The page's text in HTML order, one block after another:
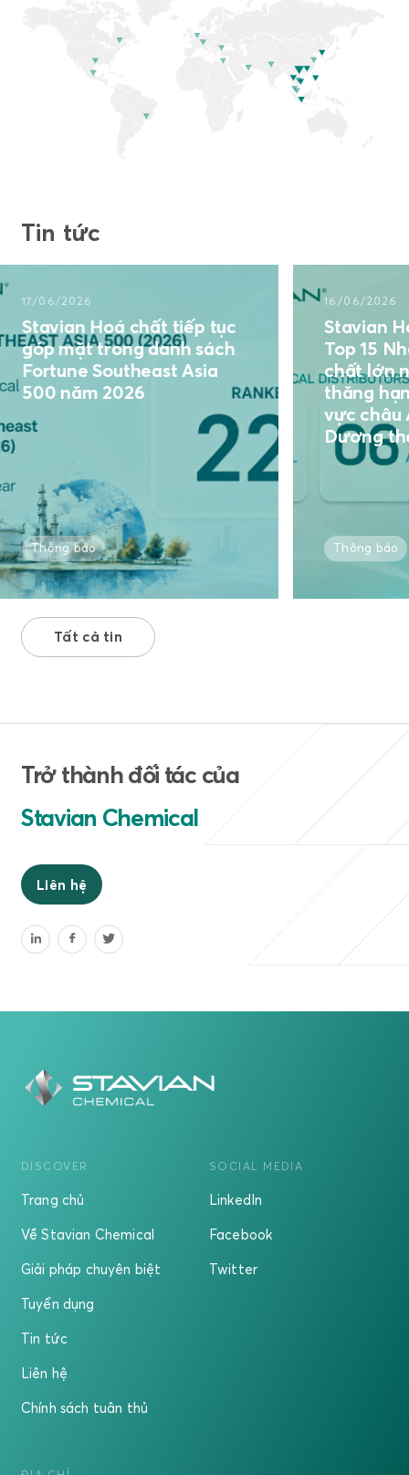
Tin tức
06/2026
Hoá chất tiếp tục
mặt trong danh sách
Southeast Asia
năm 2026
báo
16/06/2026
Stavian Hoá
Top 15 Nhà
chất lớn nhất
thăng hạng
vực châu Á –
Dương theo
Thông báo
Tất cả tin
Trở thành đối tác của
Stavian Chemical
Liên hệ
DISCOVER
Trang chủ
Về Stavian Chemical
Giải pháp chuyên biệt
Tuyển dụng
Tin tức
Liên hệ
Chính sách tuân thủ
SOCIAL MEDIA
LinkedIn
Facebook
Twitter